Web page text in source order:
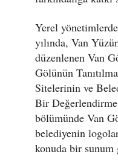
Yerel
yılında, Van
düzenlenen Van
Gölünün
Sitelerinin ve
Bir
bölümünde Van
belediyenin
konuda bir